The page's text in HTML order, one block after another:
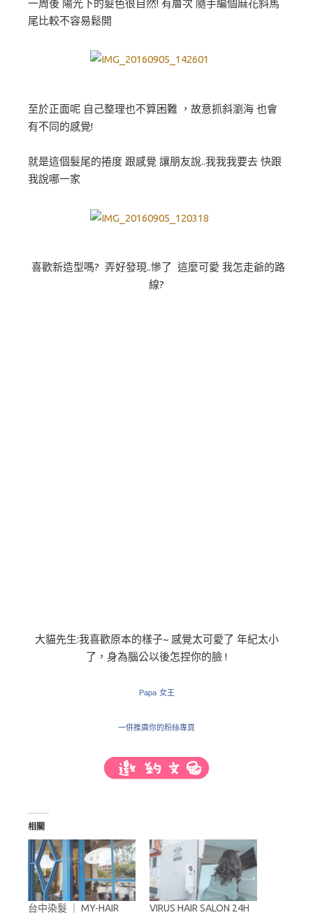
一周後 陽光下的髮色很自然! 有層次 隨手編個麻花斜馬
尾比較不容易鬆開
至於正面呢 自己整理也不算困難 ，故意抓斜瀏海 也會
有不同的感覺!
就是這個髮尾的捲度 跟感覺 讓朋友說..我我我要去 快跟
我說哪一家
喜歡新造型嗎? 弄好發現..慘了 這麼可愛 我怎走爺的路
線?
大貓先生:我喜歡原本的樣子~ 感覺太可愛了 年紀太小
了，身為腦公以後怎捏你的臉 !
Papa 女王
一併推廣你的粉絲專頁
相關
台中染髮 ｜ MY-HAIR
VIRUS HAIR SALON 24H